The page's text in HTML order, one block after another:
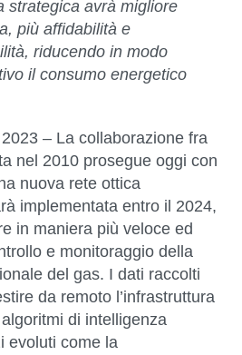
strategica avrà migliore
più affidabilità e
riducendo in modo
il consumo energetico
– La collaborazione fra
nel 2010 prosegue oggi con
nuova rete ottica
implementata entro il 2024,
in maniera più veloce ed
e monitoraggio della
del gas. I dati raccolti
da remoto l’infrastruttura
di intelligenza
evoluti come la